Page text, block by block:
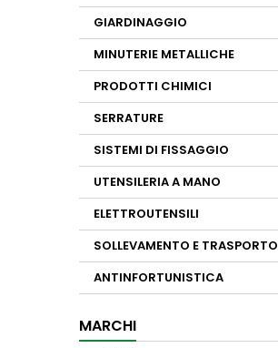
GIARDINAGGIO
MINUTERIE METALLICHE
PRODOTTI CHIMICI
SERRATURE
SISTEMI DI FISSAGGIO
UTENSILERIA A MANO
ELETTROUTENSILI
SOLLEVAMENTO E TRASPORTO
ANTINFORTUNISTICA
MARCHI